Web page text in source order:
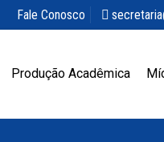
Fale Conosco
Produção Acadêmica